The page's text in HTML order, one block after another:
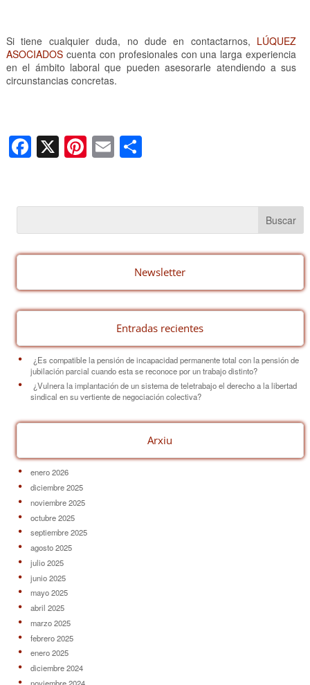
Si tiene cualquier duda, no dude en contactarnos, LÚQUEZ
ASOCIADOScuenta con profesionales con una larga experiencia
en el ámbito laboral que pueden asesorarle atendiendo a sus
circunstancias concretas.
F
a
e
b
o
k
X Pi
nt
e
st
E
m
C
p
ar
tir
Newsletter
Entradas recientes
¿Es compatible la pensión de incapacidad permanente total con la pensión de
jubilación parcial cuando esta se reconoce por un trabajo distinto?
¿Vulnera la implantación de un sistema de teletrabajo el derecho a la libertad
sindical en su vertiente de negociación colectiva?
Arxiu
enero 2026
diciembre 2025
noviembre 2025
octubre 2025
septiembre 2025
agosto 2025
julio 2025
junio 2025
mayo 2025
abril 2025
marzo 2025
febrero 2025
enero 2025
diciembre 2024